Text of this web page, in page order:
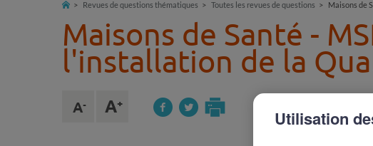
Revues de questions thématiques Toutes les revues de questions Maisons de
Maisons de Santé -
l'installation de la
Utilisation